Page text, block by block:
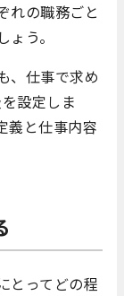
れの職務ごと
う。
、仕事で求め
設定しま
義と仕事内容
とってどの程